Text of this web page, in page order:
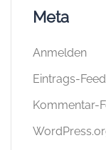
Meta
Anmelden
Eintrags-Feed
Kommentar-